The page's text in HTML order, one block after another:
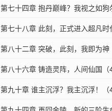
第七十四章 抱丹巅峰？我视之如狗
求订）
第七十八章 此刻，正式进入超凡时
求订求票）
第八十二章 突破，此刻，我即为神
订）
第八十六章 铸造灵阵，人间仙国（
订）
第九十章 谁主沉浮？我主沉浮！（